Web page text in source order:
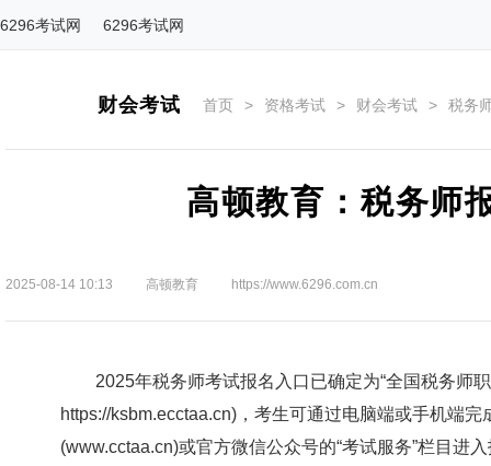
6296考试网 6296考试网
财会考试 首页 > 资格考试 > 财会考试 > 税务
高顿教育：税务师
2025-08-14 10:13 高顿教育 https://www.6296.com.cn
2025年税务师考试报名入口已确定为“全国税务师职
https://ksbm.ecctaa.cn)，考生可通过电脑端或手机端
(www.cctaa.cn)或官方微信公众号的“考试服务”栏目进